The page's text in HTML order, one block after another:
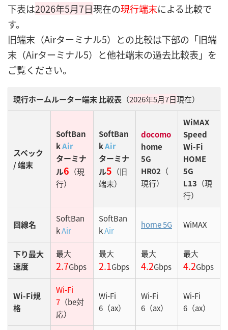
下表は2026年5月7日現在の現行端末による比較で
す。
旧端末（Airターミナル5）との比較は下部の「旧端
末（Airターミナル5）と他社端末の過去比較表」を
ご覧ください。
現行ホームルーター端末 比較表 （2026年5月7日現在）
スペック
/ 端末
SoftBan
kAir
ターミナ
ル6 （現
行）
SoftBan
kAir
ターミナ
ル5 （旧
端末）
docomo
home
5G
HR02 （
現行）
WiMAX
Speed
Wi-Fi
HOME
5G
L13 （現
行）
回線名
SoftBan
kAir
SoftBan
kAir
home 5G WiMAX
下り最大
速度
最大
2.7Gbps
最大
2.1Gbps
最大
4.2Gbps
最大
4.2Gbps
Wi-Fi規
格
Wi-Fi
7 （be対
応）
Wi-Fi
6（ax）
Wi-Fi
6（ax）
Wi-Fi
6（ax）